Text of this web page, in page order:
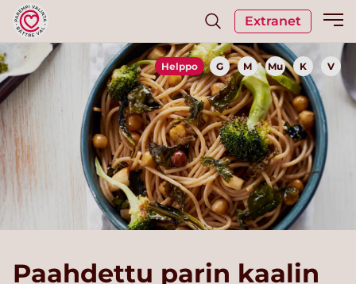
Extranet
Helppo G M Mu K V
Paahdettu parin kaalin